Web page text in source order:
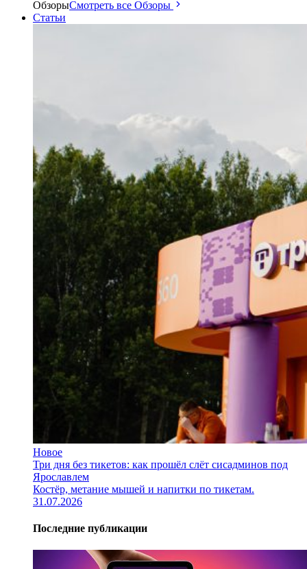
ОбзорыСмотреть все Обзоры
Статьи
Новое
Три дня без тикетов: как прошёл слёт сисадминов под
Ярославлем
Костёр, метание мышей и напитки по тикетам.
31.07.2026
Последние публикации